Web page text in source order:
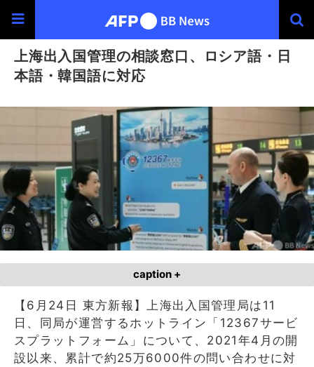
上海出入国管理の相談窓口、ロシア語・日
本語・韓国語に対応
caption +
【6月24日 東方新報】上海出入国管理局は11
日、同局が運営するホットライン「12367サービ
スプラットフォーム」について、2021年4月の開
設以来、累計で約25万6000件の問い合わせに対